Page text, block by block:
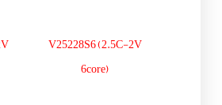
V25228S6 (2.5C-2V
6core)